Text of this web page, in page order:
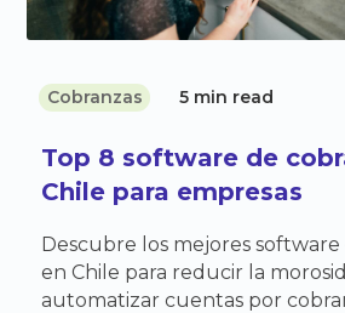
Cobranzas 5 min read
Top 8 software de
Chile para empresas
Descubre los mejores
en Chile para reducir la
automatizar cuentas por